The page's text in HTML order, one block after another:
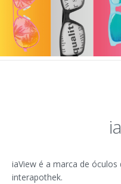
iaView é a marca de
interapothek.